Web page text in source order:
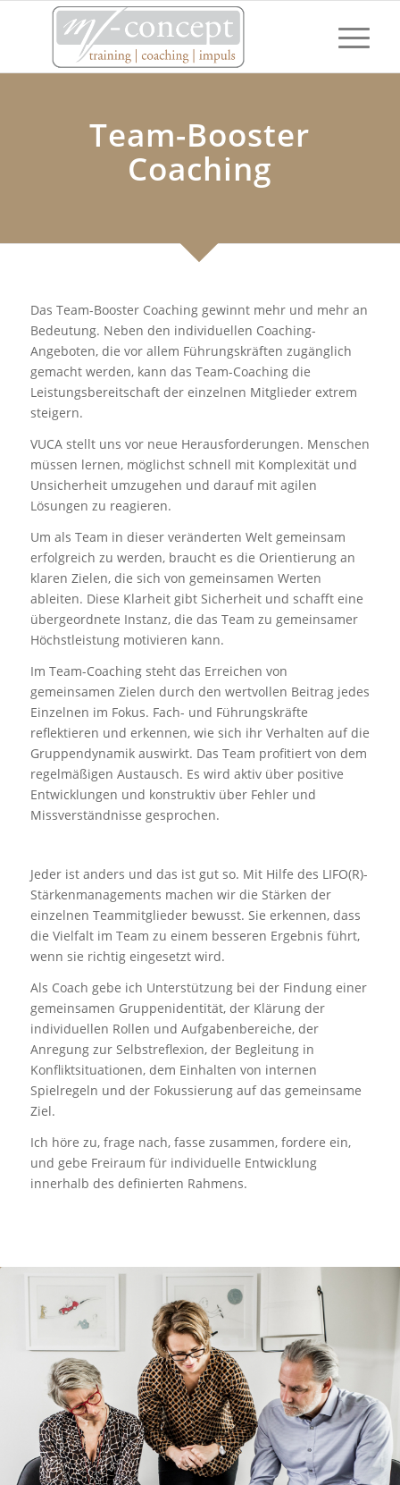
Team-Booster
Coaching
Das Team-Booster Coaching gewinnt mehr und mehr an
Bedeutung. Neben den individuellen Coaching-
Angeboten, die vor allem Führungskräften zugänglich
gemacht werden, kann das Team-Coaching die
Leistungsbereitschaft der einzelnen Mitglieder extrem
steigern.
VUCA stellt uns vor neue Herausforderungen. Menschen
müssen lernen, möglichst schnell mit Komplexität und
Unsicherheit umzugehen und darauf mit agilen
Lösungen zu reagieren.
Um als Team in dieser veränderten Welt gemeinsam
erfolgreich zu werden, braucht es die Orientierung an
klaren Zielen, die sich von gemeinsamen Werten
ableiten. Diese Klarheit gibt Sicherheit und schafft eine
übergeordnete Instanz, die das Team zu gemeinsamer
Höchstleistung motivieren kann.
Im Team-Coaching steht das Erreichen von
gemeinsamen Zielen durch den wertvollen Beitrag jedes
Einzelnen im Fokus. Fach- und Führungskräfte
reflektieren und erkennen, wie sich ihr Verhalten auf die
Gruppendynamik auswirkt. Das Team profitiert von dem
regelmäßigen Austausch. Es wird aktiv über positive
Entwicklungen und konstruktiv über Fehler und
Missverständnisse gesprochen.
Jeder ist anders und das ist gut so. Mit Hilfe des LIFO(R)-
Stärkenmanagements machen wir die Stärken der
einzelnen Teammitglieder bewusst. Sie erkennen, dass
die Vielfalt im Team zu einem besseren Ergebnis führt,
wenn sie richtig eingesetzt wird.
Als Coach gebe ich Unterstützung bei der Findung einer
gemeinsamen Gruppenidentität, der Klärung der
individuellen Rollen und Aufgabenbereiche, der
Anregung zur Selbstreflexion, der Begleitung in
Konfliktsituationen, dem Einhalten von internen
Spielregeln und der Fokussierung auf das gemeinsame
Ziel.
Ich höre zu, frage nach, fasse zusammen, fordere ein,
und gebe Freiraum für individuelle Entwicklung
innerhalb des definierten Rahmens.